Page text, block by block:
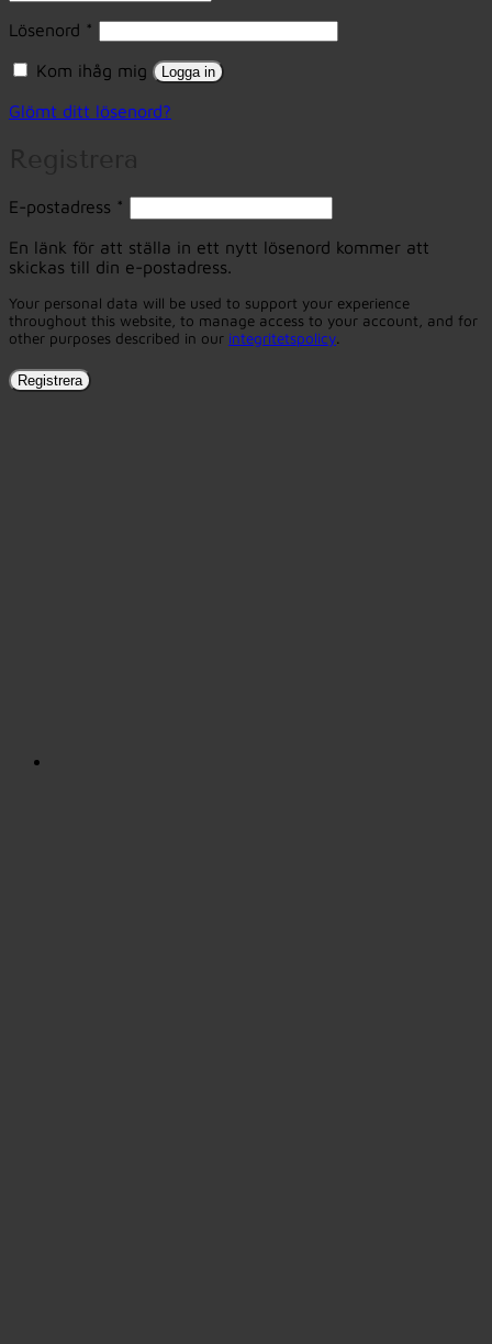
Lösenord * Obligatoriskt
Kom ihåg mig Logga in
Glömt ditt lösenord?
E-postadress *
En länk för att ställa in ett nytt lösenord kommer att
skickas till din e-postadress.
Your personal data will be used to support your experience
throughout this website, to manage access to your account, and for
other purposes described in our integritetspolicy
Registrera